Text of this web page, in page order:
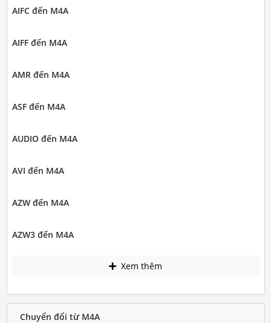
AIFC đến M4A
AIFF đến M4A
AMR đến M4A
ASF đến M4A
AUDIO đến M4A
AVI đến M4A
AZW đến M4A
AZW3 đến M4A
Xem thêm
Chuyển đổi từ M4A